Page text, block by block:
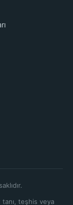
tanı, teşhis veya